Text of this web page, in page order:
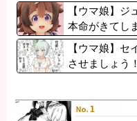
【ウマ娘】
本命がきてし
【ウマ娘】
させましょう